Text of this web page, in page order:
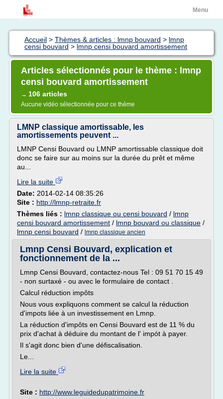
Menu
Accueil > Thèmes & articles : lmnp bouvard > lmnp
censi bouvard > lmnp censi bouvard amortissement
Articles sélectionnés pour le thème : lmnp
censi bouvard amortissement
→ 106 articles
Aucune vidéo sélectionnée pour ce thème
LMNP classique amortissable, les
amortissements peuvent ...
LMNP Censi Bouvard ou LMNP amortissable classique doit
donc se faire sur au moins sur la durée du prêt et même
au...
Lire la suite
Date: 2014-02-14 08:35:26
Site : http://lmnp-retraite.fr
Thèmes liés : lmnp classique ou censi bouvard / lmnp
censi bouvard amortissement / lmnp bouvard ou classique /
lmnp censi bouvard / lmnp classique ancien
Lmnp Censi Bouvard, explication et
fonctionnement de la ...
Lmnp Censi Bouvard, contactez-nous Tel : 09 51 70 15 49
- non surtaxé - ou avec le formulaire de contact .
Calcul réduction impôts
Nous vous expliquons comment se calcul la réduction
d'impots liée à un investissement en Lmnp.
La réduction d'impôts en Censi Bouvard est de 11 % du
prix d'achat à déduire du montant de l' impót à payer.
Il s'agit donc bien d'une défiscalisation.
Le...
Lire la suite
Site : http://www.leguidedupatrimoine.fr